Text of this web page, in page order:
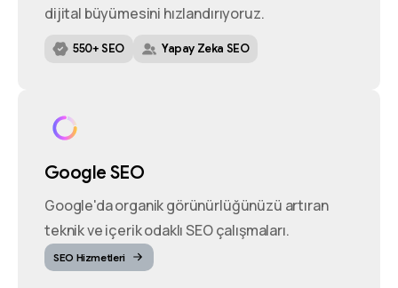
dijital büyümesini hızlandırıyoruz.
550+ SEO Yapay Zeka SEO
Google SEO
Google'da organik görünürlüğünüzü artıran
teknik ve içerik odaklı SEO çalışmaları.
SEO Hizmetleri